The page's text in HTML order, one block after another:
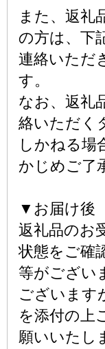
また、返礼
の方は、下
連絡いただ
す。
なお、返礼
絡いただく
しかねる場
かじめご了
▼お届け後
返礼品のお
状態をご確
等がござい
ございます
を添付の上
願いいたし